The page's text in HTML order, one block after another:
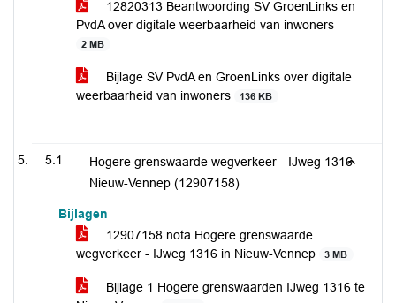
12820313 Beantwoording SV GroenLinks en
PvdA over digitale weerbaarheid van inwoners
2 MB
Bijlage SV PvdA en GroenLinks over digitale
weerbaarheid van inwoners
136 KB
5.1
Hogere grenswaarde wegverkeer - IJweg 1316
Nieuw-Vennep (12907158)
Bijlagen
12907158 nota Hogere grenswaarde
wegverkeer - IJweg 1316 in Nieuw-Vennep
3 MB
Bijlage 1 Hogere grenswaarden IJweg 1316 te